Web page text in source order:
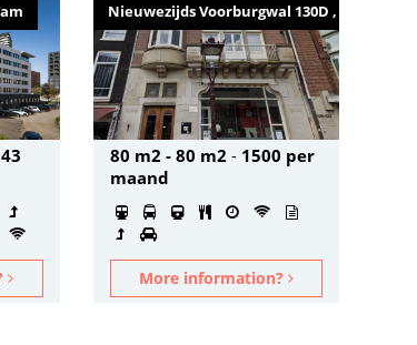
Nieuwezijds Voorburgwal 130D , Amsterdam
80 m2 - 80 m2 - 1500 per
maand
More information?